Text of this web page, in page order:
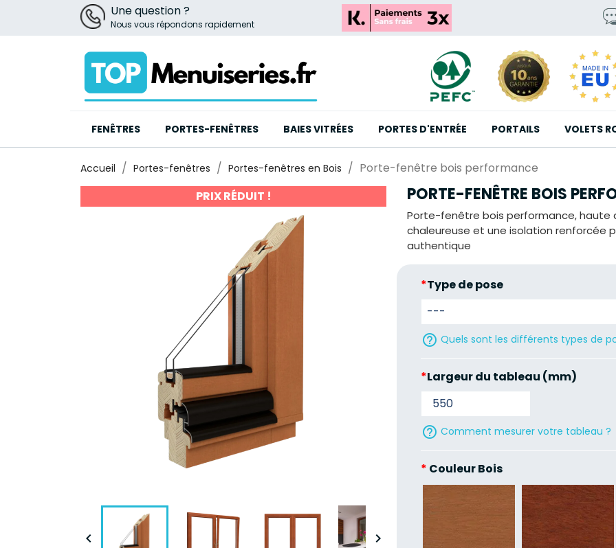
Une question ?
Nous vous répondons rapidement
FENÊTRES PORTES-FENÊTRES BAIES VITRÉES PORTES D'ENTRÉE PORTAILS VOLETS
Accueil Portes-fenêtres Portes-fenêtres en Bois
Porte-fenêtre bois performance
PRIX RÉDUIT !
 
PORTE-FENÊTRE BOIS
Porte-fenêtre bois performance, haute
chaleureuse et une isolation renforcée
authentique
*Type de pose
help_outline Quels sont les différents types de
*Largeur du tableau (mm)
help_outline Comment mesurer votre tableau ?
* Couleur Bois